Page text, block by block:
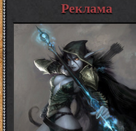
Реклама